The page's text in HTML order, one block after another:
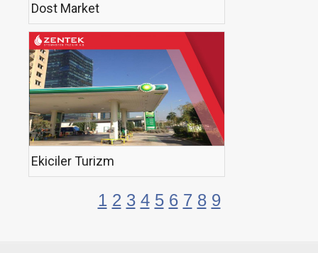
Dost Market
Ekiciler Turizm
1 2 3 4 5 6 7 8 9